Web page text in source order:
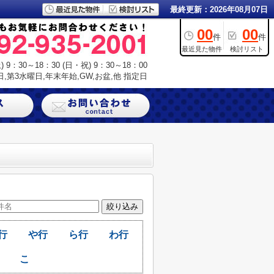
最終更新：2026年08月07日
00件
最近見た物件
00件
検討リスト
9：30～18：30 (日・祝) 9：30～18：00
,第3水曜日,年末年始,GW,お盆,他 指定日
や行 ら行 わ行
こ